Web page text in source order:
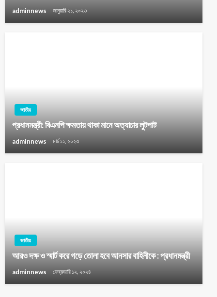
adminnews জানুয়ারি ২১, ২০২৩
জাতীয়
প্রধানমন্ত্রী: বিএনপি ক্ষমতায় থাকা মানে অত্যাচার লুটপাট
adminnews মার্চ ১১, ২০২৩
জাতীয়
আরও দক্ষ ও স্মার্ট করে গড়ে তোলা হবে আনসার বাহিনীকে : প্রধানমন্ত্রী
adminnews ফেব্রুয়ারি ১২, ২০২৪